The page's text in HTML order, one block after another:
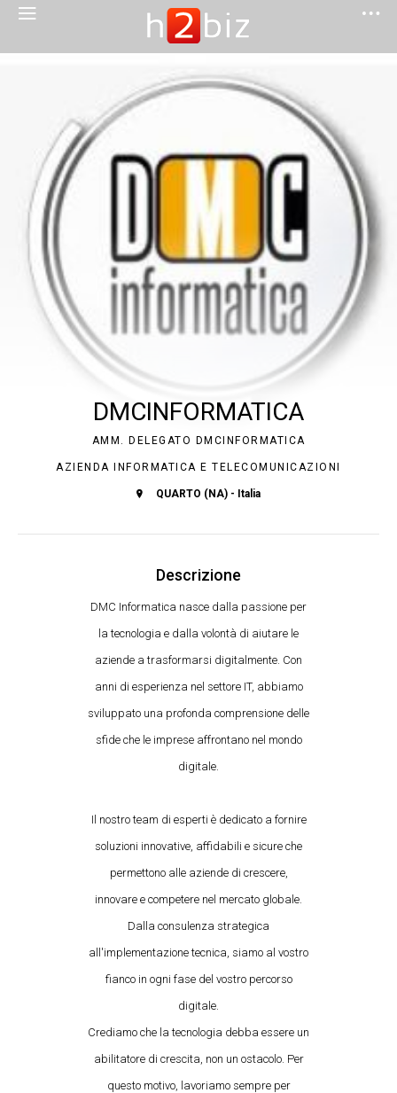
DMCINFORMATICA
AMM. DELEGATO DMCINFORMATICA
AZIENDA INFORMATICA E TELECOMUNICAZIONI
QUARTO (NA) - Italia
Descrizione
DMC Informatica nasce dalla passione per
la tecnologia e dalla volontà di aiutare le
aziende a trasformarsi digitalmente. Con
anni di esperienza nel settore IT, abbiamo
sviluppato una profonda comprensione delle
sfide che le imprese affrontano nel mondo
digitale.
Il nostro team di esperti è dedicato a fornire
soluzioni innovative, affidabili e sicure che
permettono alle aziende di crescere,
innovare e competere nel mercato globale.
Dalla consulenza strategica
all'implementazione tecnica, siamo al vostro
fianco in ogni fase del vostro percorso
digitale.
Crediamo che la tecnologia debba essere un
abilitatore di crescita, non un ostacolo. Per
questo motivo, lavoriamo sempre per